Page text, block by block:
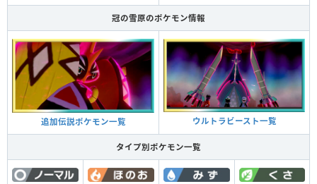
冠の雪原のポケモン情報
追加伝説ポケモン一覧 ウルトラビースト一覧
タイプ別ポケモン一覧